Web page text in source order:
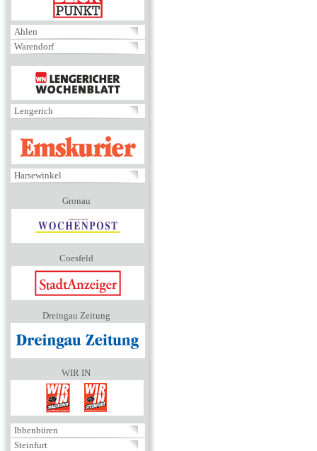
Ahlen
Warendorf
MENÜ
Lengerich
EMSKURIER
Harsewinkel
Gronau
Coesfeld
Dreingau Zeitung
WIR IN
Ibbenbüren
Steinfurt